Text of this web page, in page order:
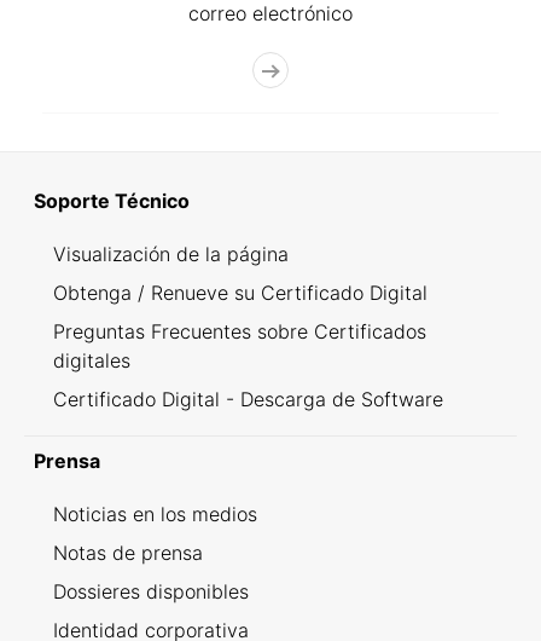
correo electrónico
Soporte Técnico
Visualización de la página
Obtenga / Renueve su Certificado Digital
Preguntas Frecuentes sobre Certificados
digitales
Certificado Digital - Descarga de Software
Prensa
Noticias en los medios
Notas de prensa
Dossieres disponibles
Identidad corporativa